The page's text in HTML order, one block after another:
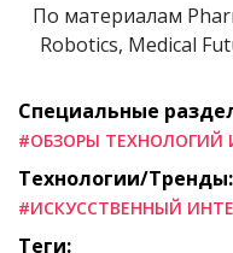
По материалам
Robotics, Medical
Специальные
#ОБЗОРЫ ТЕХНОЛОГИЙ
Технологии/Тренды:
#ИСКУССТВЕННЫЙ
Теги: